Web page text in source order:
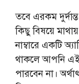
তবে এরকম
কিছু বিষয়ে
নাম্বারে একটি
থাকলে আপনি এই
পারবেন না।